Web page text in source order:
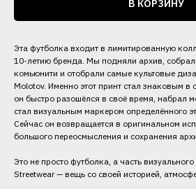
В КОРЗИНУ
Эта футболка входит в лимитированную
10-летию бренда. Мы подняли архив,
комьюнити и отобрали самые культовые
Molotov. Именно этот принт стал знаковым
он быстро разошёлся в своё время, набрал
стал визуальным маркером определённого
Сейчас он возвращается в оригинальном
большого переосмысления и сохранения
Это не просто футболка, а часть
Streetwear — вещь со своей историей,